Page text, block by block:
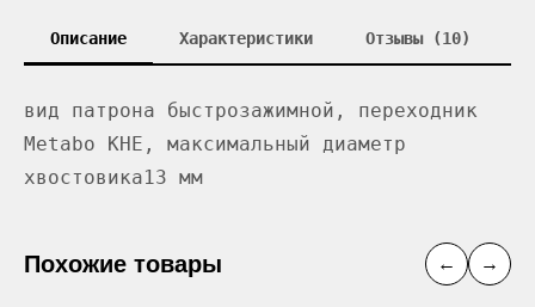
Описание Характеристики Отзывы (10)
вид патрона быстрозажимной, переходник
Metabo KHE, максимальный диаметр
хвостовика13 мм
Похожие товары ← →